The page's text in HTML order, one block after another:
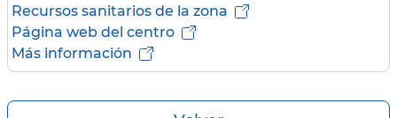
Recursos sanitarios de la zona
Página web del centro
Más información